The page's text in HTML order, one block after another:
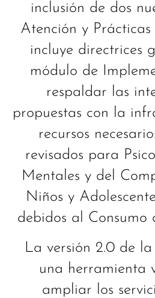
inclusión de dos
Atención y Prácticas
incluye directrices
módulo de
respaldar las
propuestas con la
recursos
revisados para
Mentales y del
Niños y
debidos al Consumo
La versión 2.0 de
una herramienta
ampliar los